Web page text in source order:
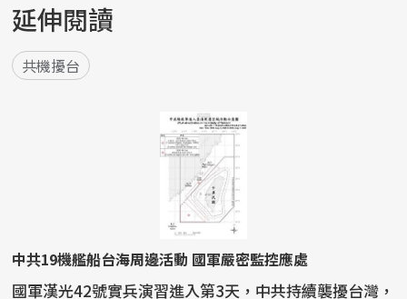
延伸閱讀
共機擾台
中共19機艦船台海周邊活動 國軍嚴密監控應處
國軍漢光42號實兵演習進入第3天，中共持續襲擾台灣，